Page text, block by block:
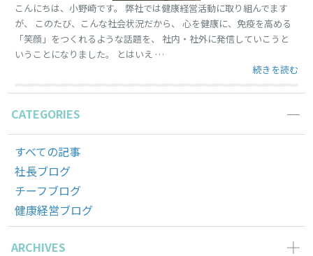
こんにちは、小野崎です。 弊社では健康経営活動に取り組んでます
が、 このたび、こんな社会状況だから、 心を健康に、免疫を高める
「笑顔」をつくれるような話題を、 社内・社外に発信していこうと
いうことになりました。 とはいえ …
“「笑顔にな
続きを読む
CATEGORIES
すべての記事
社長ブログ
チーフブログ
健康経営ブログ
ARCHIVES